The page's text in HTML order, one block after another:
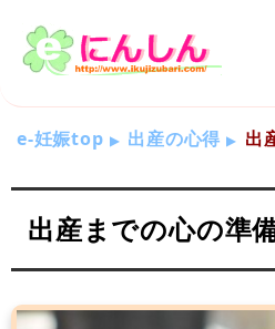
e-妊娠top 出産の心得 出
出産までの心の準